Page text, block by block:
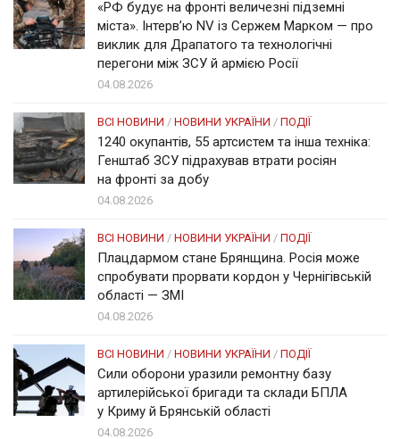
«РФ будує на фронті величезні підземні
міста». Інтерв’ю NV із Сержем Марком — про
виклик для Драпатого та технологічні
перегони між ЗСУ й армією Росії
04.08.2026
ВСІ НОВИНИ / НОВИНИ УКРАЇНИ / ПОДІЇ
1240 окупантів, 55 артсистем та інша техніка:
Генштаб ЗСУ підрахував втрати росіян
на фронті за добу
04.08.2026
ВСІ НОВИНИ / НОВИНИ УКРАЇНИ / ПОДІЇ
Плацдармом стане Брянщина. Росія може
спробувати прорвати кордон у Чернігівській
області — ЗМІ
04.08.2026
ВСІ НОВИНИ / НОВИНИ УКРАЇНИ / ПОДІЇ
Сили оборони уразили ремонтну базу
артилерійської бригади та склади БПЛА
у Криму й Брянській області
04.08.2026